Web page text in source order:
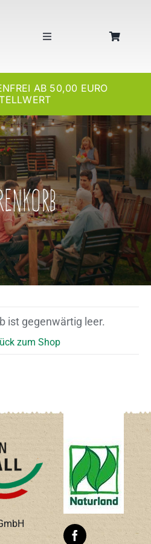
Toggle
AB 50,00 EURO
ist gegenwärtig leer.
zum Shop